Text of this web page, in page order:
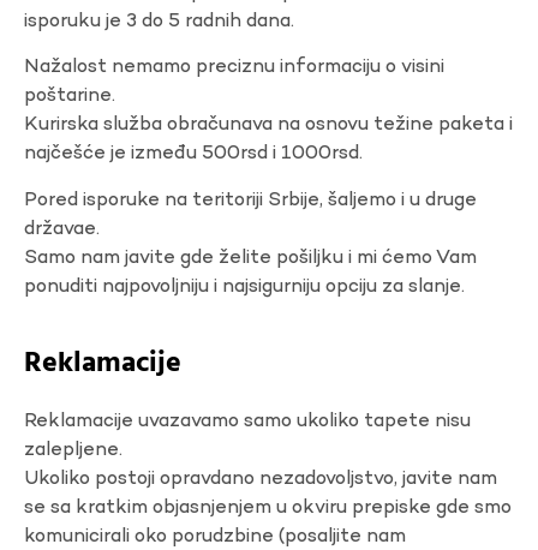
isporuku je 3 do 5 radnih dana.
Nažalost nemamo preciznu informaciju o visini
poštarine.
Kurirska služba obračunava na osnovu težine paketa i
najčešće je između 500rsd i 1000rsd.
Pored isporuke na teritoriji Srbije, šaljemo i u druge
državae.
Samo nam javite gde želite pošiljku i mi ćemo Vam
ponuditi najpovoljniju i najsigurniju opciju za slanje.
Reklamacije
Reklamacije uvazavamo samo ukoliko tapete nisu
zalepljene.
Ukoliko postoji opravdano nezadovoljstvo, javite nam
se sa kratkim objasnjenjem u okviru prepiske gde smo
komunicirali oko porudzbine (posaljite nam